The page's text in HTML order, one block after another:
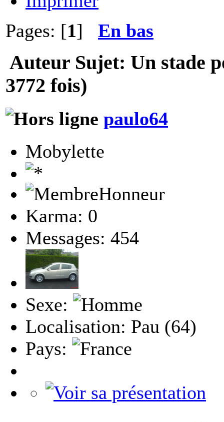
Pages: [1] En bas
Auteur Sujet: Un stade
3772 fois)
paulo64
Mobylette
Karma: 0
Messages: 454
Sexe:
Localisation: Pau (64)
Pays: